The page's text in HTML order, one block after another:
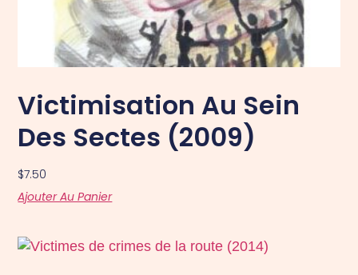
Victimisation Au Sein
Des Sectes (2009)
$7.50
Ajouter Au Panier